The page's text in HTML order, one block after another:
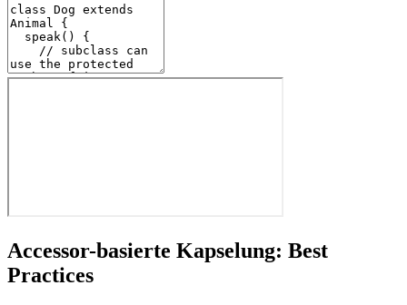
Accessor-basierte Kapselung: Best
Practices